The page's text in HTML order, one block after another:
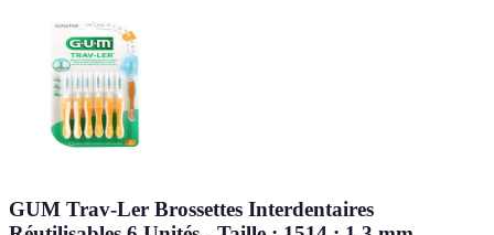
GUM Trav-Ler Brossettes Interdentaires